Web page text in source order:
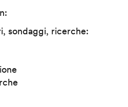
sondaggi, ricerche: